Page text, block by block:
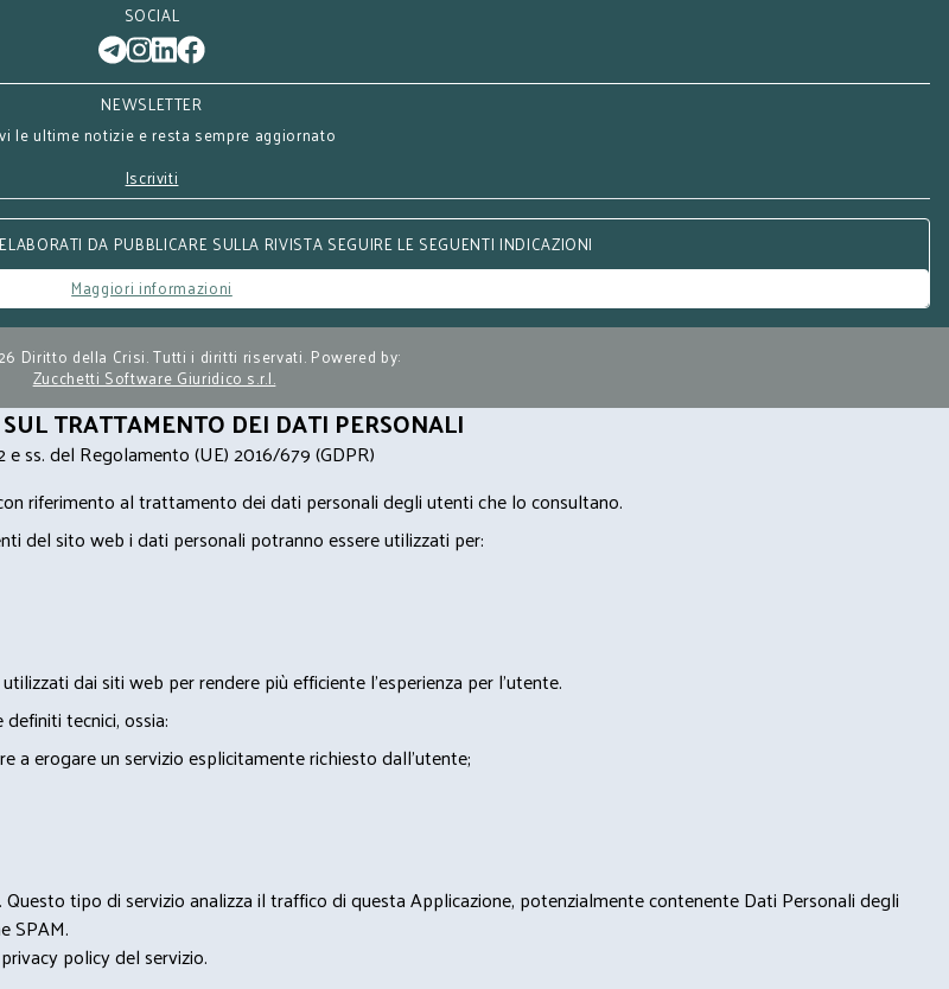
SOCIAL
NEWSLETTER
le ultime notizie e resta sempre aggiornato
Iscriviti
DA PUBBLICARE SULLA RIVISTA SEGUIRE LE SEGUENTI INDICAZIONI
Maggiori informazioni
Diritto della Crisi. Tutti i diritti riservati. Powered by:
Zucchetti Software Giuridico s.r.l.
TRATTAMENTO DEI DATI PERSONALI
e ss. del Regolamento (UE) 2016/679 (GDPR)
riferimento al trattamento dei dati personali degli utenti che lo consultano.
del sito web i dati personali potranno essere utilizzati per:
dai siti web per rendere più efficiente l'esperienza per l'utente.
tecnici, ossia:
a erogare un servizio esplicitamente richiesto dall'utente;
tipo di servizio analizza il traffico di questa Applicazione, potenzialmente contenente Dati Personali degli
SPAM.
policy del servizio.